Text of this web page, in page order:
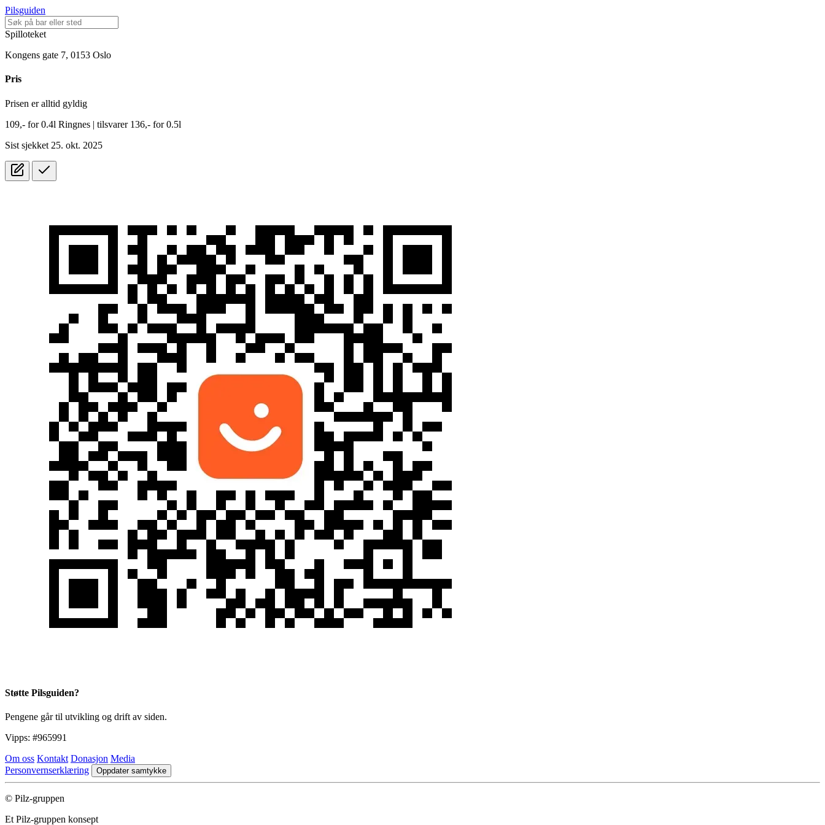
Pilsguiden
Spilloteket
Kongens gate 7, 0153 Oslo
Pris
Prisen er alltid gyldig
109,- for0.4l Ringnes | tilsvarer 136,- for 0.5l
Sist sjekket 25. okt. 2025
Støtte Pilsguiden?
Pengene går til utvikling og drift av siden.
Vipps: #965991
Om oss Kontakt Donasjon Media
Personvernserklæring
Oppdater samtykke
© Pilz-gruppen
Et Pilz-gruppen konsept